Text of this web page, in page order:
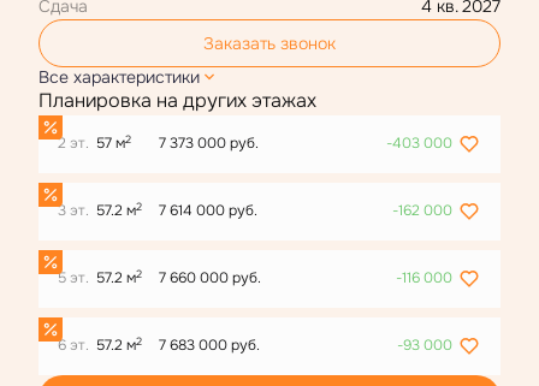
Сдача
4 кв. 2027
Заказать звонок
Все характеристики
Планировка на других этажах
2 эт. 57 м2 7 373 000 руб. -403 000
3 эт. 57.2 м2 7 614 000 руб. -162 000
5 эт. 57.2 м2 7 660 000 руб. -116 000
6 эт. 57.2 м2 7 683 000 руб. -93 000